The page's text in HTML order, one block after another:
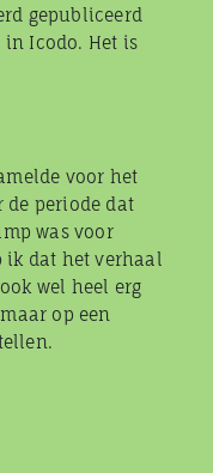
gepubliceerd
in Icodo. Het is
voor het
de periode dat
was voor
ik dat het verhaal
wel heel erg
op een